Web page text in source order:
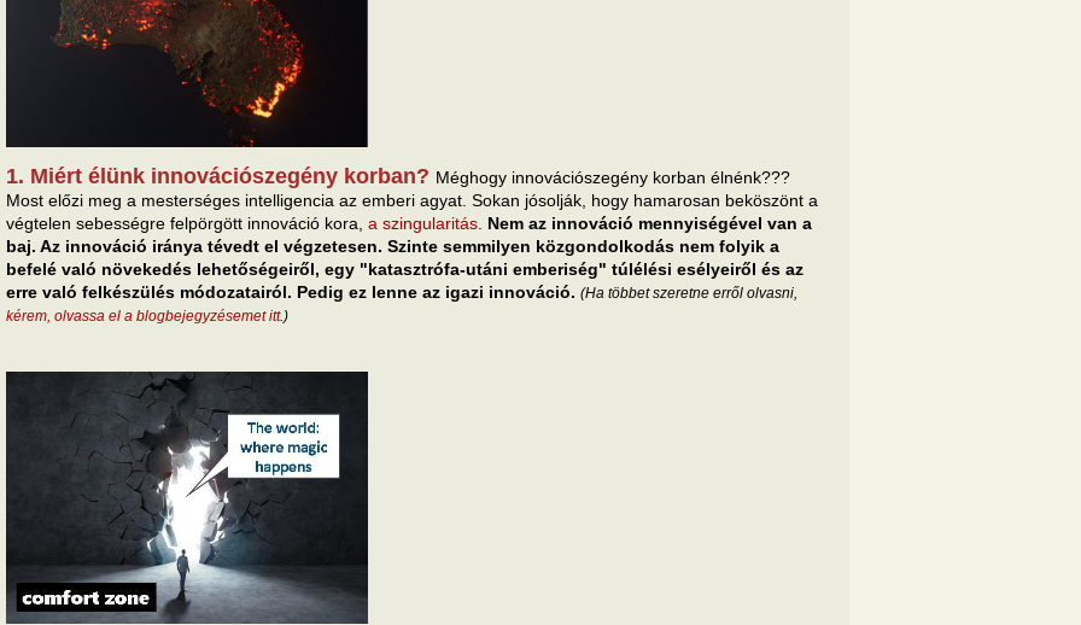
1. Miért élünk innovációszegény korban? Méghogy innovációszegény korban élnénk???
Most előzi meg a mesterséges intelligencia az emberi agyat. Sokan jósolják, hogy hamarosan beköszönt a
végtelen sebességre felpörgött innováció kora, a szingularitás Nem az innováció mennyiségével van a
baj. Az innováció iránya tévedt el végzetesen. Szinte semmilyen közgondolkodás nem folyik a
befelé való növekedés lehetőségeiről, egy "katasztrófa-utáni emberiség" túlélési esélyeiről és az
erre való felkészülés módozatairól. Pedig ez lenne az igazi innováció. (Ha többet szeretne erről olvasni,
kérem, olvassa el a blogbejegyzésemet itt.)